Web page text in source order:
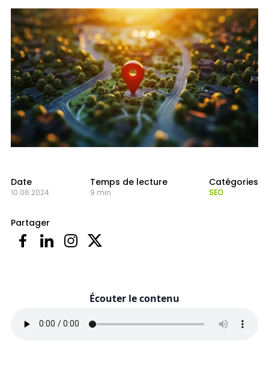
Date
10.06.2024
Temps de lecture
9 min
Catégories
SEO
Partager
Écouter le contenu